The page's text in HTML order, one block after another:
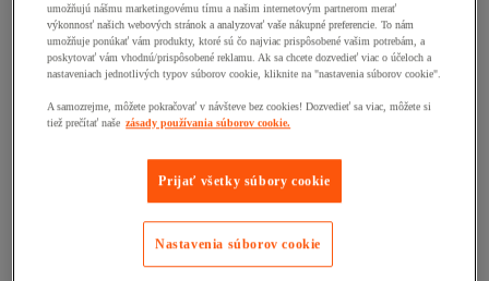
umožňujú nášmu marketingovému tímu a našim internetovým partnerom merať
výkonnosť našich webových stránok a analyzovať vaše nákupné preferencie. To nám
umožňuje ponúkať vám produkty, ktoré sú čo najviac prispôsobené vašim potrebám, a
poskytovať vám vhodnú/prispôsobené reklamu. Ak sa chcete dozvedieť viac o účeloch a
nastaveniach jednotlivých typov súborov cookie, kliknite na "nastavenia súborov cookie".
A samozrejme, môžete pokračovať v návšteve bez cookies! Dozvedieť sa viac, môžete si
tiež prečítať naše zásady používania súborov cookie.
Prijať všetky súbory cookie
Nastavenia súborov cookie